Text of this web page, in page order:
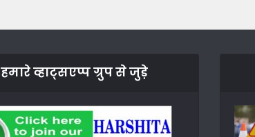
हमारे व्हाट्सएप्प ग्रुप से जुड़े